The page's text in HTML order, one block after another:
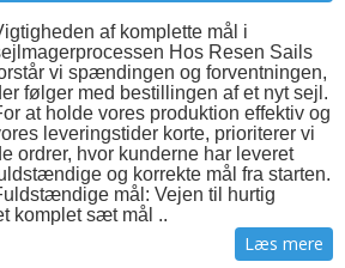
af komplette mål i
Hos Resen Sails
vi spændingen og forventningen,
følger med bestillingen af et nyt sejl.
at holde vores produktion effektiv og
leveringstider korte, prioriterer vi
ordrer, hvor kunderne har leveret
og korrekte mål fra starten.
mål: Vejen til hurtig
komplet sæt mål ..
Læs mere